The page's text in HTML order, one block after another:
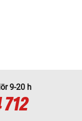
9-20 h